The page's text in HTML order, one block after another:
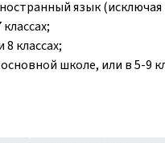
язык (исключая
8 классах;
школе, или в 5-9